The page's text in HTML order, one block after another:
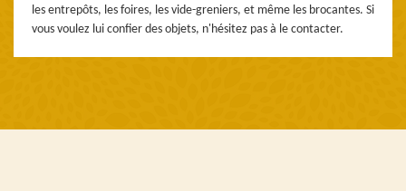
les entrepôts, les foires, les vide-greniers, et même les brocantes. Si
vous voulez lui confier des objets, n'hésitez pas à le contacter.